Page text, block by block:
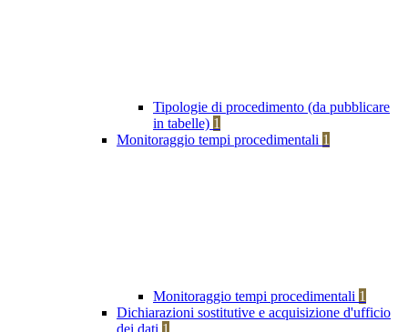
Tipologie di procedimento (da pubblicare
in tabelle) 1
Monitoraggio tempi procedimentali 1
Monitoraggio tempi procedimentali 1
Dichiarazioni sostitutive e acquisizione d'ufficio